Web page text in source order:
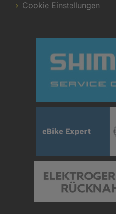
Cookie Einstellungen